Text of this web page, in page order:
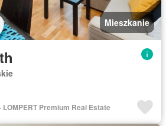
Mieszkanie
Premium Real Estate